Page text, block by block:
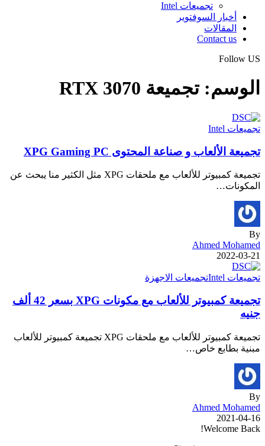
تجميعات Intel
أخبار السوفتوير
المقالات
Contact us
Follow US
الوسم:تجميعة RTX 3070
تجميعات Intel
تجميعة الألعاب و صناعة المحتوى XPG Gaming PC
تجميعة كمبيوتر للألعاب مع ملحقات XPG مثل الكثير منا يبحث عن
المكونات…
By
Ahmed Mohamed
2022-03-21
تجميعات Intel تجميعات الاجهزة
تجميعة كمبيوتر للألعاب مع مكونات XPG بسعر 42 ألف
جنيه
تجميعة كمبيوتر للألعاب مع ملحقات XPG تجميعة كمبيوتر للألعاب
مبنية بطابع خاص…
By
Ahmed Mohamed
2021-04-16
Welcome Back!